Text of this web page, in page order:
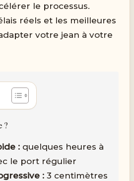
le processus.
réels et les meilleures
votre jean à votre
?
: quelques heures à
le port régulier
: 3 centimètres